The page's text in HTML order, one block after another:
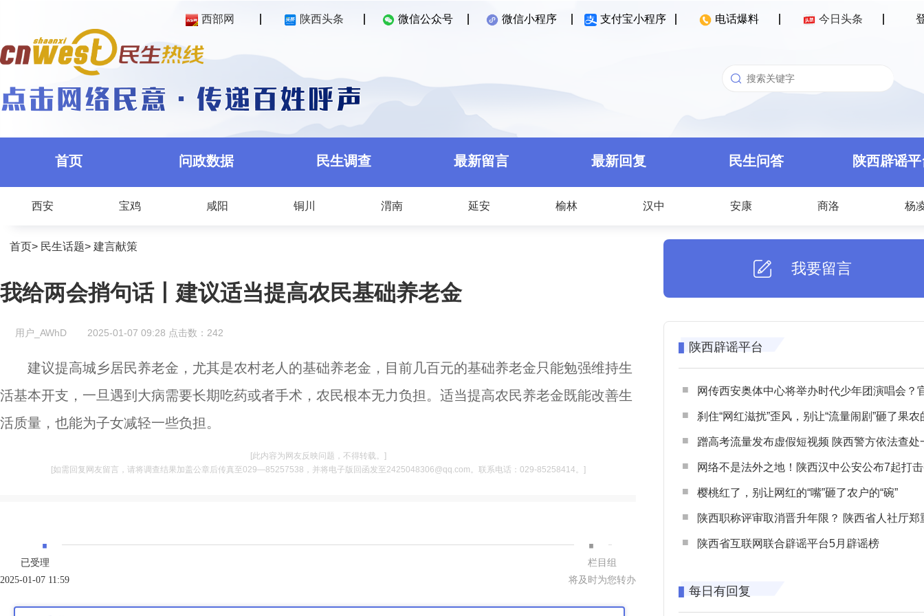
西部网 陕西头条 微信公众号 微信小程序 支付宝小程序 电话爆料 今日头条
首页 问政数据 民生调查 最新留言 最新回复 民生问答 陕西辟谣
西安 宝鸡 咸阳 铜川 渭南 延安 榆林 汉中 安康 商洛 杨
首页> 民生话题> 建言献策
我给两会捎句话丨建议适当提高农民基础养老金
用户_AWhD 2025-01-07 09:28 点击数： 242
建议提高城乡居民养老金，尤其是农村老人的基础养老金，目前几百元的基础养老金只能勉强维持生
活基本开支，一旦遇到大病需要长期吃药或者手术，农民根本无力负担。适当提高农民养老金既能改善生
活质量，也能为子女减轻一些负担。
[此内容为网友反映问题，不得转载。]
[如需回复网友留言，请将调查结果加盖公章后传真至029—85257538，并将电子版回函发至2425048306@qq.com。联系电话：029-85258414。]
· ·
已受理
2025-01-07 11:59
栏目组
将及时为您转办
我要留言
陕西辟谣平台
网传西安奥体中心将举办时代少年团演唱会？官方回应：纯
刹住“网红滋扰”歪风，别让“流量闹剧”砸了果农
蹭高考流量发布虚假短视频 陕西警方依法查处一起涉高考网络
网络不是法外之地！陕西汉中公安公布7起打击整治网谣网暴典型
樱桃红了，别让网红的“嘴”砸了农户的“碗”
陕西职称评审取消晋升年限？ 陕西省人社厅郑重声明 谨防职称评审不实言
陕西省互联网联合辟谣平台5月辟谣榜
每日有回复